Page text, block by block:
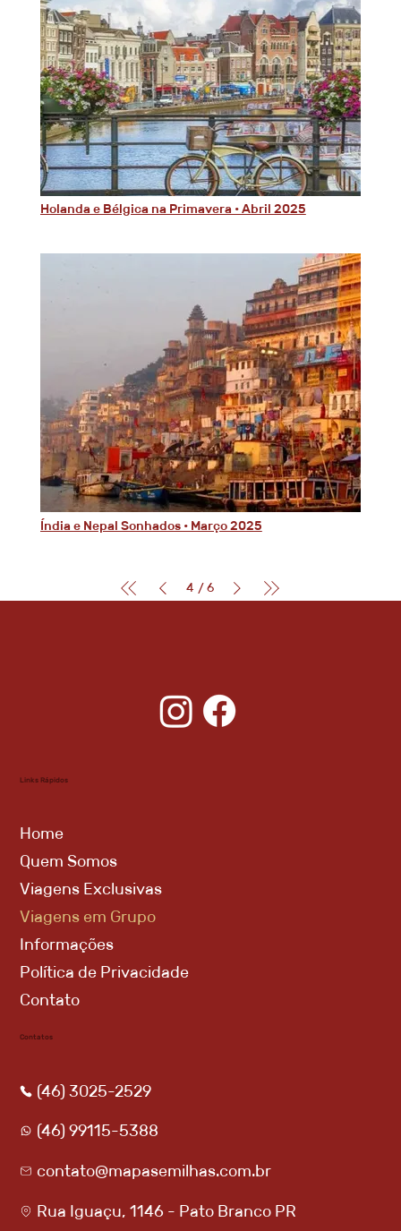
Holanda e Bélgica na Primavera • Abril 2025
Índia e Nepal Sonhados • Março 2025
4 /6
Home
Quem Somos
Viagens Exclusivas
Viagens em Grupo
Informações
Política de Privacidade
Contato
Links Rápidos
Contatos
(46) 3025-2529
(46) 99115-5388
contato@mapasemilhas.com.br
Rua Iguaçu, 1146 - Pato Branco PR